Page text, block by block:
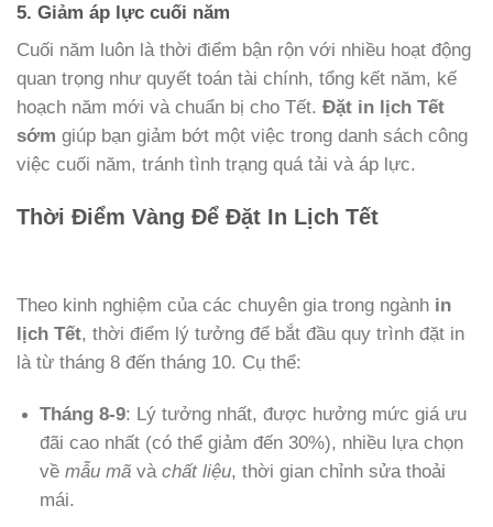
5. Giảm áp lực cuối năm
Cuối năm luôn là thời điểm bận rộn với nhiều hoạt động
quan trọng như quyết toán tài chính, tổng kết năm, kế
hoạch năm mới và chuẩn bị cho Tết. Đặt in lịch Tết
sớm giúp bạn giảm bớt một việc trong danh sách công
việc cuối năm, tránh tình trạng quá tải và áp lực.
Thời Điểm Vàng Để Đặt In Lịch Tết
Theo kinh nghiệm của các chuyên gia trong ngành in
lịch Tết, thời điểm lý tưởng để bắt đầu quy trình đặt in
là từ tháng 8 đến tháng 10. Cụ thể:
Tháng 8-9: Lý tưởng nhất, được hưởng mức giá ưu
đãi cao nhất (có thể giảm đến 30%), nhiều lựa chọn
về mẫu mãvà chất liệu, thời gian chỉnh sửa thoải
mái.